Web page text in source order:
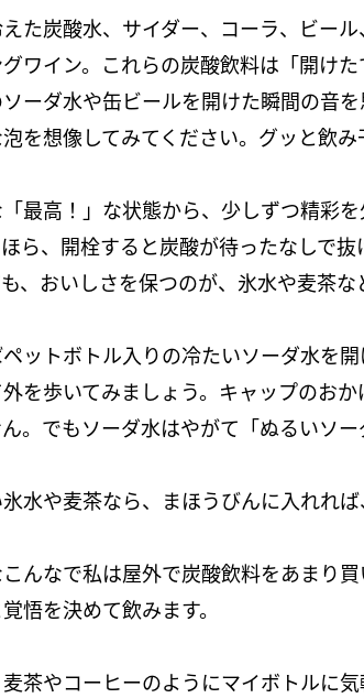
た炭酸水、サイダー、コーラ、ビー
ワイン。これらの炭酸飲料は「開け
ーダ水や缶ビールを開けた瞬間の音
を想像してみてください。グッと飲み
最高！」な状態から、少しずつ精彩
ほら、開栓すると炭酸が待ったなしで
、おいしさを保つのが、氷水や麦茶な
ットボトル入りの冷たいソーダ水を
を歩いてみましょう。キャップのお
。でもソーダ水はやがて「ぬるいソ
水や麦茶なら、まほうびんに入れれ
んなで私は屋外で炭酸飲料をあまり
悟を決めて飲みます。
茶やコーヒーのようにマイボトルに